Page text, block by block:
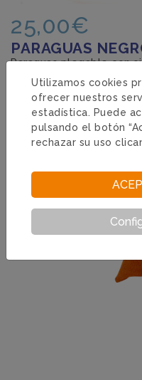
25,00€
PARAGUAS
Paraguas plegable con
Utilizamos cookies
ofrecer nuestros
estadística. Puede
pulsando el botón
rechazar su uso